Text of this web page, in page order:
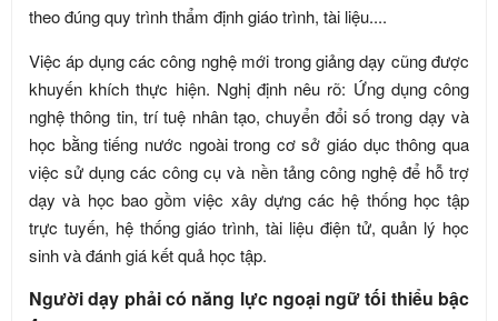
theo đúng quy trình thẩm định giáo trình, tài liệu....
Việc áp dụng các công nghệ mới trong giảng dạy cũng được
khuyến khích thực hiện. Nghị định nêu rõ: Ứng dụng công
nghệ thông tin, trí tuệ nhân tạo, chuyển đổi số trong dạy và
học bằng tiếng nước ngoài trong cơ sở giáo dục thông qua
việc sử dụng các công cụ và nền tảng công nghệ để hỗ trợ
dạy và học bao gồm việc xây dựng các hệ thống học tập
trực tuyến, hệ thống giáo trình, tài liệu điện tử, quản lý học
sinh và đánh giá kết quả học tập.
Người dạy phải có năng lực ngoại ngữ tối thiểu bậc